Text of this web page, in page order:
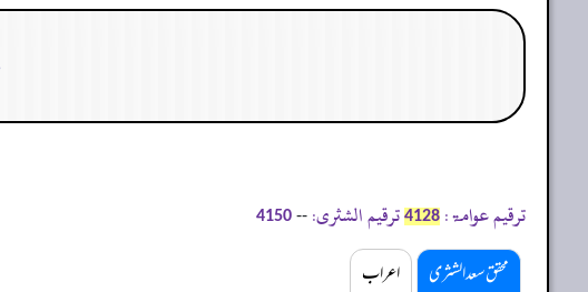
ترقیم عوامۃ: 4128 ترقیم الشثری: --
4150
محقق سعد الشثری اعراب